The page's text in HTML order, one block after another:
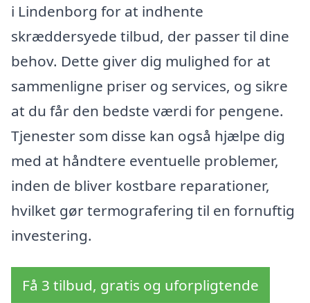
i Lindenborg for at indhente
skræddersyede tilbud, der passer til dine
behov. Dette giver dig mulighed for at
sammenligne priser og services, og sikre
at du får den bedste værdi for pengene.
Tjenester som disse kan også hjælpe dig
med at håndtere eventuelle problemer,
inden de bliver kostbare reparationer,
hvilket gør termografering til en fornuftig
investering.
Få 3 tilbud, gratis og uforpligtende